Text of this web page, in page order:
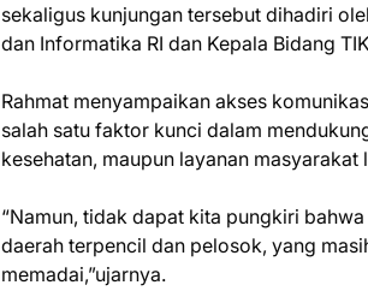
sekaligus kunjungan tersebut dihadiri
dan Informatika RI dan Kepala Bidang
Rahmat menyampaikan akses
salah satu faktor kunci dalam
kesehatan, maupun layanan masyarakat
“Namun, tidak dapat kita pungkiri
daerah terpencil dan pelosok, yang
memadai,”ujarnya.